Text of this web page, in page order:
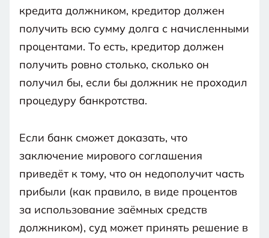
кредита должником, кредитор должен
получить всю сумму долга с начисленными
процентами. То есть, кредитор должен
получить ровно столько, сколько он
получил бы, если бы должник не проходил
процедуру банкротства.
Если банк сможет доказать, что
заключение мирового соглашения
приведёт к тому, что он недополучит часть
прибыли (как правило, в виде процентов
за использование заёмных средств
должником), суд может принять решение в